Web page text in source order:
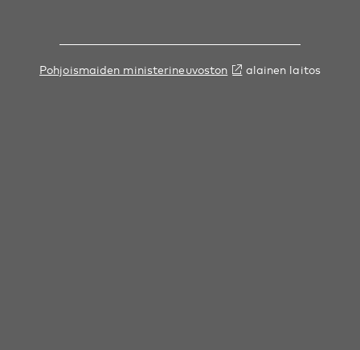
Pohjoismaiden ministerineuvoston alainen laitos